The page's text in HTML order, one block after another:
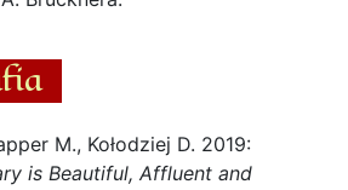
M., Kołodziej D. 2019:
is Beautiful, Affluent and